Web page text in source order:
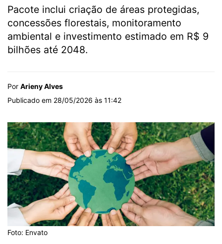
Pacote inclui criação de áreas protegidas,
concessões florestais, monitoramento
ambiental e investimento estimado em R$ 9
bilhões até 2048.
Por Arieny Alves
Publicado em 28/05/2026 às 11:42
Foto: Envato